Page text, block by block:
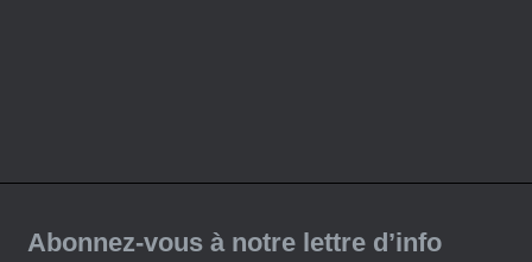
Abonnez-vous à notre lettre d’info